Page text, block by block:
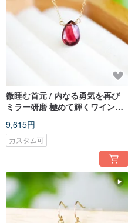
微睡む首元 / 内なる勇気を再び
ミラー研磨 極めて輝くワインレ
9,615円
カスタム可